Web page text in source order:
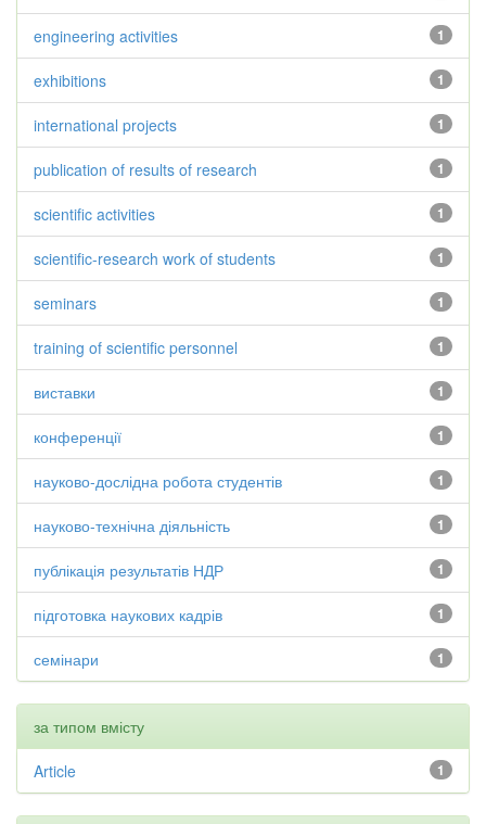
1
engineering activities
1
exhibitions
1
international projects
1
publication of results of research
1
scientific activities
1
scientific-research work of students
1
seminars
1
training of scientific personnel
1
виставки
1
конференції
1
науково-дослідна робота студентів
1
науково-технічна діяльність
1
публікація результатів НДР
1
підготовка наукових кадрів
1
семінари
за типом вмісту
1
Article